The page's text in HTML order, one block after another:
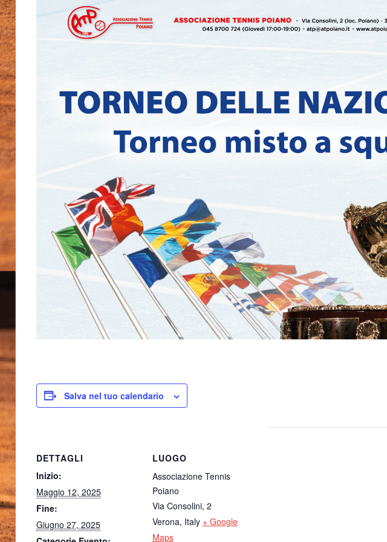
Salva nel tuo calendario
DETTAGLI
Inizio:
Maggio 12, 2025
Fine:
Giugno 27, 2025
LUOGO
Associazione Tennis
Poiano
Via Consolini, 2
Verona, Italy + Google
Maps